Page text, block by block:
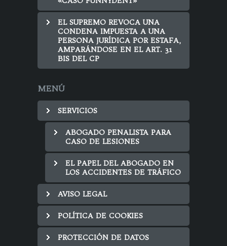
EL SUPREMO REVOCA UNA
CONDENA IMPUESTA A UNA
PERSONA JURÍDICA POR ESTAFA,
AMPARÁNDOSE EN EL ART. 31
BIS DEL CP
MENÚ
SERVICIOS
ABOGADO PENALISTA PARA
CASO DE LESIONES
EL PAPEL DEL ABOGADO EN
LOS ACCIDENTES DE TRÁFICO
AVISO LEGAL
POLÍTICA DE COOKIES
PROTECCIÓN DE DATOS